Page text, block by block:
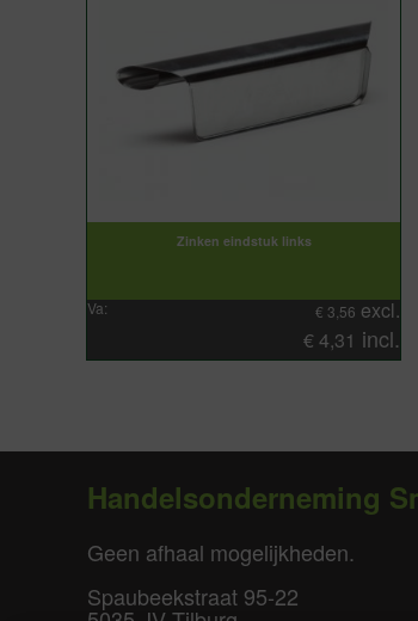
Zinken eindstuk links
Va: € 3,56 excl.
€4,31 incl.
Handelsonderneming
Geen afhaal mogelijkheden.
Spaubeekstraat 95-22